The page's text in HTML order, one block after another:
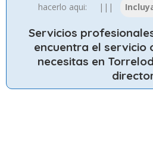
hacerlo aqui: |||
Servicios
encuentra el servicio
necesitas en